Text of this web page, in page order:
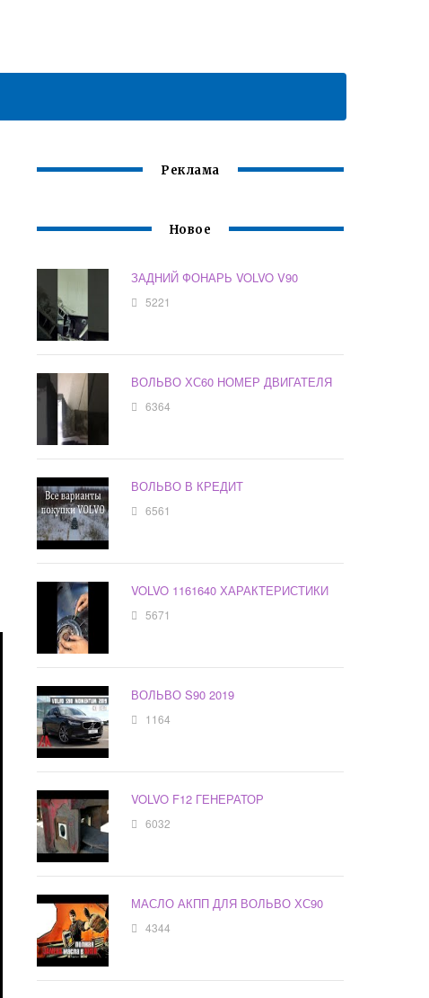
Реклама
Новое
ЗАДНИЙ ФОНАРЬ VOLVO V90
5221
ВОЛЬВО ХС60 НОМЕР ДВИГАТЕЛЯ
6364
ВОЛЬВО В КРЕДИТ
6561
VOLVO 1161640 ХАРАКТЕРИСТИКИ
5671
ВОЛЬВО S90 2019
1164
VOLVO F12 ГЕНЕРАТОР
6032
МАСЛО АКПП ДЛЯ ВОЛЬВО ХС90
4344